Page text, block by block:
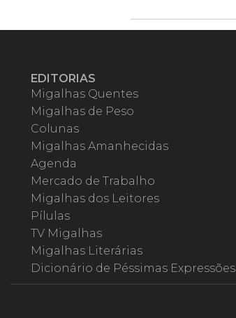
EDITORIAS
Migalhas Quentes
Migalhas de Peso
Colunas
Migalhas Amanhecidas
Agenda
Mercado de Trabalho
Migalhas dos Leitores
Pílulas
TV Migalhas
Migalhas Literárias
Dicionário de Péssimas Expressões